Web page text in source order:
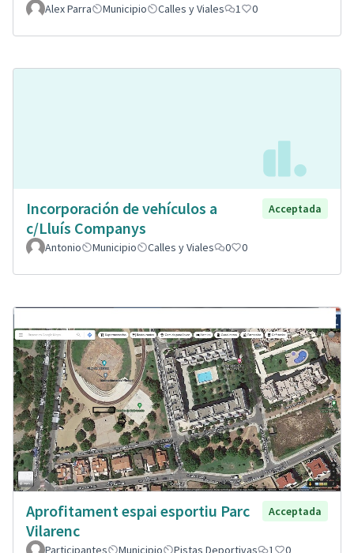
Alex Parra Municipio Calles y Viales 1 0
Incorporación de vehículos a
c/Lluís Companys
Acceptada
Antonio Municipio Calles y Viales 0 0
Aprofitament espai esportiu Parc
Vilarenc
Acceptada
Participantes Municipio Pistas Deportivas 1 0